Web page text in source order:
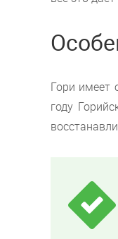
Гори имеет
году